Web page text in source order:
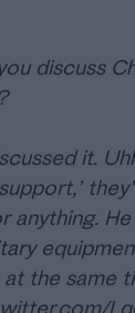
discuss
it.
anything. He
the same